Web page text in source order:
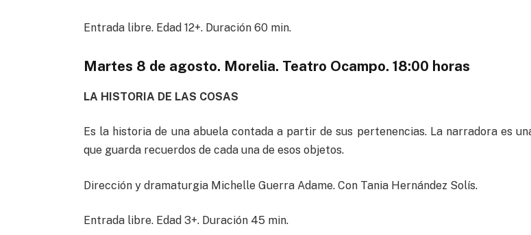
Entrada libre. Edad 12+. Duración 60 min.
Martes 8 de agosto. Morelia. Teatro Ocampo. 18:00 horas
LA HISTORIA DE LAS COSAS
Es la historia de una abuela contada a partir de sus pertenencias. La narradora es
que guarda recuerdos de cada una de esos objetos.
Dirección y dramaturgia Michelle Guerra Adame. Con Tania Hernández Solís.
Entrada libre. Edad 3+. Duración 45 min.